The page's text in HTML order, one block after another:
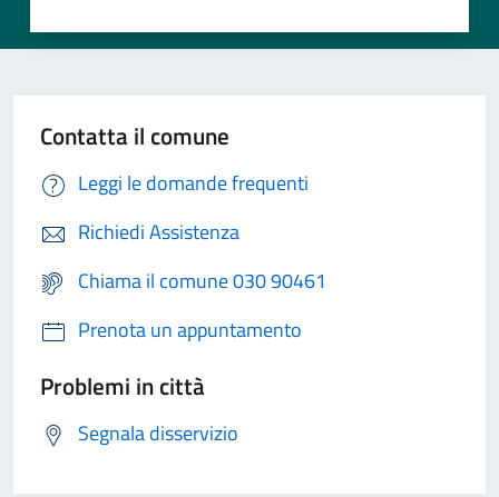
Contatta il comune
Leggi le domande frequenti
Richiedi Assistenza
Chiama il comune 030 90461
Prenota un appuntamento
Problemi in città
Segnala disservizio